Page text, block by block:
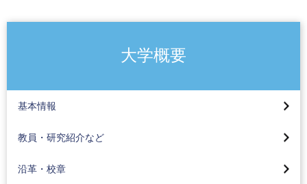
大学概要
基本情報
東京工科大学の特長
学長挨拶[香川豊]
大学の理念
大学・大学院の3つのポリシー
組織図
教員・研究紹介など
大学の学びはこんなに面白い
学長コラム
沿革・校章
オープンバッジ